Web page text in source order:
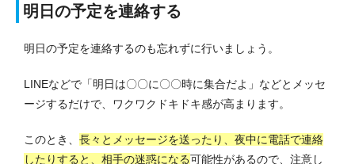
明日の予定を連絡する
明日の予定を連絡するのも忘れずに行いましょう。
LINEなどで「明日は〇〇に〇〇時に集合だよ」などとメッセ
ージするだけで、ワクワクドキドキ感が高まります。
このとき、 長々とメッセージを送ったり、夜中に電話で連絡
したりすると、相手の迷惑になる可能性があるので、注意し